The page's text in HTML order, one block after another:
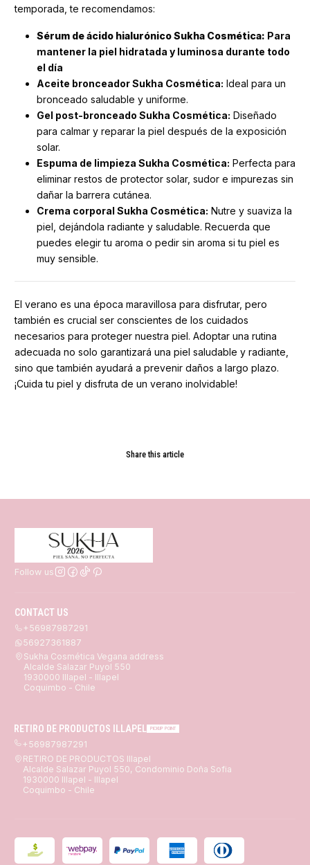
temporada, te recomendamos:
Sérum de ácido hialurónico Sukha Cosmética: Para
mantener la piel hidratada y luminosa durante todo
el día
Aceite bronceador Sukha Cosmética: Ideal para un
bronceado saludable y uniforme.
Gel post-bronceado Sukha Cosmética: Diseñado
para calmar y reparar la piel después de la exposición
solar.
Espuma de limpieza Sukha Cosmética: Perfecta para
eliminar restos de protector solar, sudor e impurezas sin
dañar la barrera cutánea.
Crema corporal Sukha Cosmética: Nutre y suaviza la
piel, dejándola radiante y saludable. Recuerda que
puedes elegir tu aroma o pedir sin aroma si tu piel es
muy sensible.
El verano es una época maravillosa para disfrutar, pero
también es crucial ser conscientes de los cuidados
necesarios para proteger nuestra piel. Adoptar una rutina
adecuada no solo garantizará una piel saludable y radiante,
sino que también ayudará a prevenir daños a largo plazo.
¡Cuida tu piel y disfruta de un verano inolvidable!
Share this article
Follow us
CONTACT US
+56987987291
56927361887
Sukha Cosmética Vegana address
Alcalde Salazar Puyol 550
1930000 Illapel - Illapel
Coquimbo - Chile
RETIRO DE PRODUCTOS ILLAPEL PICKUP POINT
+56987987291
RETIRO DE PRODUCTOS Illapel
Alcalde Salazar Puyol 550, Condominio Doña Sofia
1930000 Illapel - Illapel
Coquimbo - Chile